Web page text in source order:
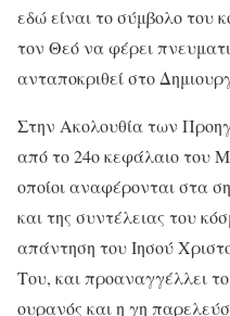
εδώ είναι το σύμβολο του
τον Θεό να φέρει
ανταποκριθεί στο
Στην Ακολουθία των
από το 24ο κεφάλαιο του
οποίοι αναφέρονται στα
και της συντέλειας του
απάντηση του Ιησού
Του, και προαναγγέλλει
ουρανός και η γη